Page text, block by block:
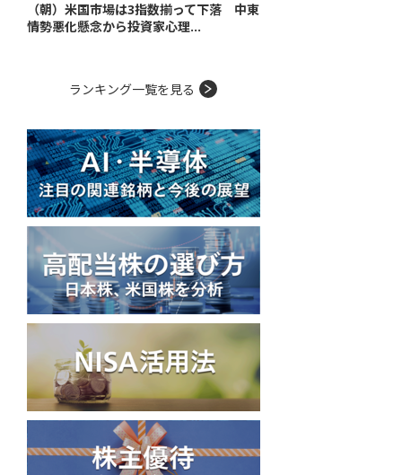
（朝）米国市場は3指数揃って下落 中東
情勢悪化懸念から投資家心理...
ランキング一覧を見る